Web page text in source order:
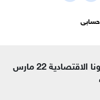
حسابى
ملخص لأبرز تداعيات وأخبار كورونا الاقتصادية 22 مارس